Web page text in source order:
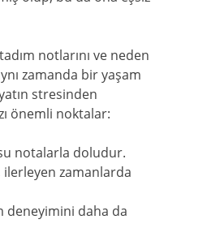
notlarını ve neden
zamanda bir yaşam
stresinden
önemli noktalar:
notalarla doludur.
zamanlarda
deneyimini daha da